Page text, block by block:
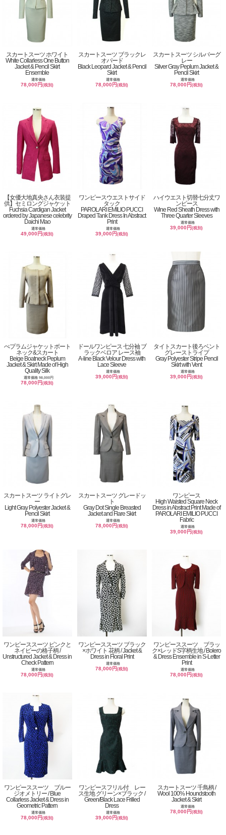
スカートスーツ ホワイト
White Collarless One Button
Jacket & Pencil Skirt
Ensemble
通常価格
78,000円(税別)
スカートスーツ ブラックレ
オパード
Black Leopard Jacket & Pencil
Skirt
通常価格
78,000円(税別)
スカートスーツ シルバーグ
レー
Silver Gray Peplum Jacket &
Pencil Skirt
通常価格
78,000円(税別)
【女優大地真央さん衣装提
供】セミロングジャケット
Fuchsia Cardigan Jacket
ordered by Japanese celebrity
Daichi Mao
通常価格
49,000円(税別)
ワンピースウエストサイド
タック
PAROLARI EMILIO PUCCI
Draped Tank Dress In Abstract
Print
通常価格
39,000円(税別)
ハイウエスト切替七分丈ワ
ンピース
Wine Red Sheath Dress with
Three Quarter Sleeves
通常価格
39,000円(税別)
ぺプラムジャケットボート
ネック&スカート
Beige Boatneck Peplum
Jacket & Skirt Made of High
Quality Silk
通常価格 98,000円
78,000円(税別)
ドールワンピース 七分袖 ブ
ラックベロア レース袖
A-line Black Velour Dress with
Lace Sleeve
通常価格
39,000円(税別)
タイトスカート後ろベント
グレーストライプ
Gray Polyester Stripe Pencil
Skirt with Vent
通常価格
39,000円(税別)
スカートスーツ ライトグレ
ー
Light Gray Polyester Jacket &
Pencil Skirt
通常価格
78,000円(税別)
スカートスーツ グレードッ
ト
Gray Dot Single Breasted
Jacket and Flare Skirt
通常価格
78,000円(税別)
ワンピース
High Waisted Square Neck
Dress in Abstract Print Made of
PAROLARI EMILIO PUCCI
Fabric
通常価格
39,000円(税別)
ワンピーススーツ ピンクと
ネイビーの格子柄 /
Unstructured Jacket & Dress in
Check Pattern
通常価格
78,000円(税別)
ワンピーススーツ ブラック
×ホワイト 花柄 / Jacket &
Dress in Floral Print
通常価格
78,000円(税別)
ワンピーススーツ ブラッ
ク×レッドS字柄生地 / Bolero
& Dress Ensemble in S-Letter
Print
通常価格
78,000円(税別)
ワンピーススーツ ブルー
ジオメトリー / Blue
Collarless Jacket & Dress in
Geometric Pattern
通常価格
78,000円(税別)
ワンピースフリル付 レー
ス生地 グリーン×ブラック /
Green/Black Lace Frilled
Dress
通常価格
39,000円(税別)
スカートスーツ 千鳥柄 /
Wool 100% Houndstooth
Jacket & Skirt
通常価格
78,000円(税別)